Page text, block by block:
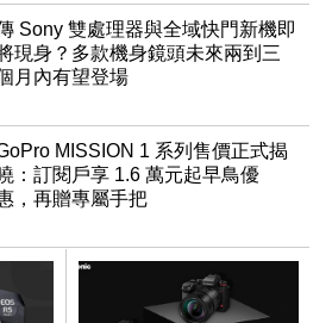
Sony 雙處理器與全域快門新機即
現身？多款機身鏡頭未來兩到三
月內有望登場
MISSION 1 系列售價正式揭
：訂閱戶享 1.6 萬元起早鳥優
，再贈專屬手把